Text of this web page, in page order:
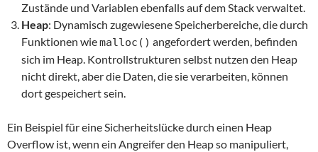
Zustände und Variablen ebenfalls auf dem Stack verwaltet.
Heap: Dynamisch zugewiesene Speicherbereiche, die durch
Funktionen wiemalloc() angefordert werden, befinden
sich im Heap. Kontrollstrukturen selbst nutzen den Heap
nicht direkt, aber die Daten, die sie verarbeiten, können
dort gespeichert sein.
Ein Beispiel für eine Sicherheitslücke durch einen Heap
Overflow ist, wenn ein Angreifer den Heap so manipuliert,